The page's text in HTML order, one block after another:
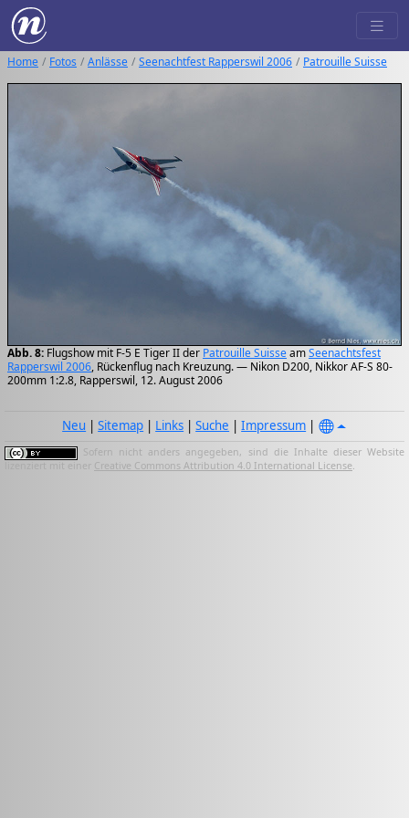
Home Fotos Anlässe Seenachtfest Rapperswil 2006 Patrouille Suisse
Abb. 8: Flugshow mit F-5 E Tiger II der Patrouille SuisseamSeenachtsfest
Rapperswil 2006, Rückenflug nach Kreuzung. — Nikon D200, Nikkor AF-S 80-
200mm 1:2.8, Rapperswil, 12. August 2006
Neu |Sitemap | Links |Suche |Impressum |
Sofern nicht anders angegeben, sind die Inhalte dieser Website
lizenziert mit einer Creative Commons Attribution 4.0 International License.